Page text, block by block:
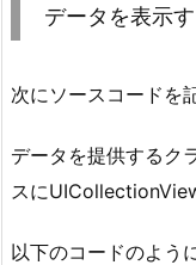
データを表示
次にソースコードを
データを提供するク
スに
以下のコードのよう